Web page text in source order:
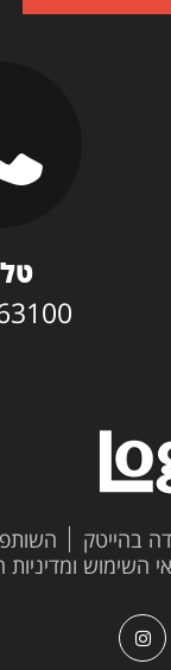
בהייטק
השימוש ומדיניות